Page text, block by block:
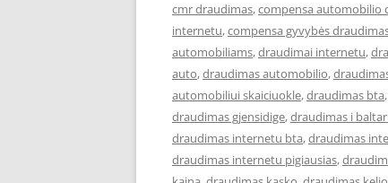
cmr draudimas,compensa automobilio
internetu,compensa gyvybės
automobiliams,draudimai internetu,
auto,draudimas automobilio,
automobiliui skaiciuokle,draudimas bta,
draudimas gjensidige,draudimas i
draudimas internetu bta,draudimas
draudimas internetu pigiausias,